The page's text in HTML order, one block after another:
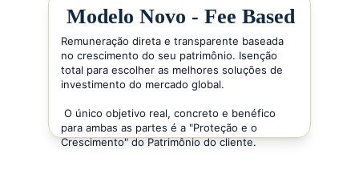
Modelo Novo - Fee Based
Remuneração direta e transparente baseada
no crescimento do seu patrimônio. Isenção
total para escolher as melhores soluções de
investimento do mercado global.
para ambas as partes é a "Proteção e o
Crescimento" do Patrimônio do cliente.